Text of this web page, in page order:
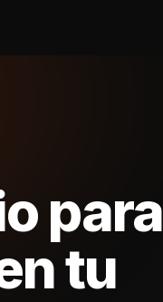
para
tu